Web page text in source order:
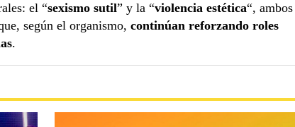
el “sexismo sutil” y la “violencia estética“, ambos
según el organismo, continúan reforzando roles
.